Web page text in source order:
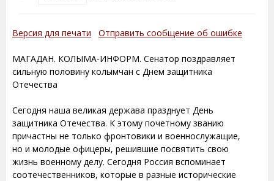
Версия для печати Отправить сообщение об ошибке
МАГАДАН. КОЛЫМА-ИНФОРМ. Сенатор поздравляет
сильную половину колымчан с Днем защитника
Отечества
Сегодня наша великая держава празднует День
защитника Отечества. К этому почетному званию
причастны не только фронтовики и военнослужащие,
но и молодые офицеры, решившие посвятить свою
жизнь военному делу. Сегодня Россия вспоминает
соотечественников, которые в разные исторические